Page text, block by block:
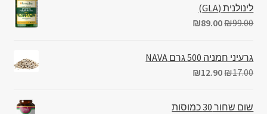
לינולנית (GLA)
₪99.00
₪89.00
גרעיני חמניה 500 גרם NAVA
₪17.00
₪12.90
שום שחור 30 כמוסות